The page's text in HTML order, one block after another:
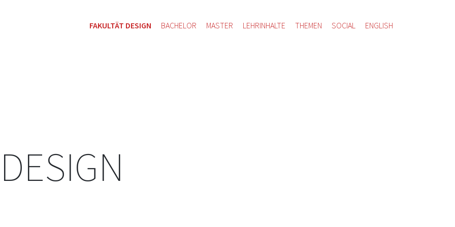
FAKULTÄT DESIGN BACHELOR MASTER LEHRINHALTE THEMEN SOCIAL ENGLISH